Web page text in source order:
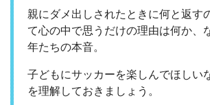
親にダメ出しされたときに何と返す
て心の中で思うだけの理由は何か、
年たちの本音。
子どもにサッカーを楽しんでほしい
を理解しておきましょう。